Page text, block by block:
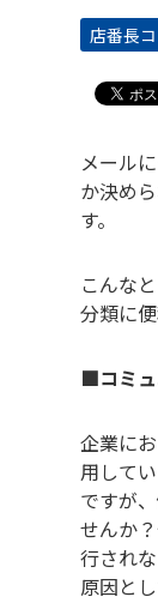
店番長
メール
か決め
す。
こんな
分類に
■コミュ
企業に
用して
ですが
せんか
行され
原因と